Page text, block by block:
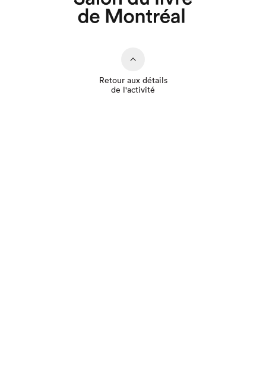
Que cherchez-vous?
Retour aux détails
de l'activité